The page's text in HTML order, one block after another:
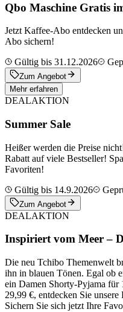
Qbo Maschine Gratis
Jetzt Kaffee-Abo entdecken
Abo sichern!
Gültig bis 31.12.2026
Zum Angebot
Mehr erfahren
DEALAKTION
Summer Sale
Heißer werden die Preise
Rabatt auf viele Bestseller!
Favoriten!
Gültig bis 14.9.2026
Zum Angebot
DEALAKTION
Inspiriert vom Meer –
Die neu Tchibo Themenwelt
ihn in blauen Tönen. Egal ob
ein Damen Shorty-Pyjama
29,99 €, entdecken Sie
Sichern Sie sich jetzt Ihre